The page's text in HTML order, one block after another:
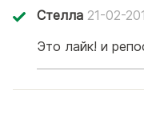
Стелла 21-02-
Это лайк! и